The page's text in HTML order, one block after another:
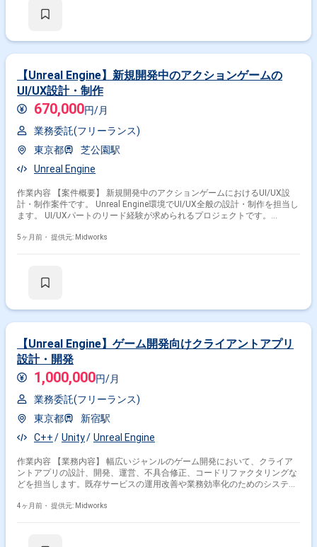
【Unreal Engine】新規開発中のアクションゲームの
UI/UX設計・制作
670,000円/月
業務委託(フリーランス)
東京都
芝公園駅
Unreal Engine
作業内容 【案件概要】 新規開発中のアクションゲームにおけるUI/UX設
計・制作案件です。 Unreal Engine環境でUI/UX全般の設計・制作を担当し
ます。 UI/UXパートのリード経験が求められるプロジェクトです。
マーゲーム開発経験が活かせるUI/UX案件です。 【作業内容】 ・Unreal
5ヶ月前・ 提供元: Midworks
【Unreal Engine】ゲーム開発向けクライアントアプリ
設計・開発
1,000,000円/月
業務委託(フリーランス)
東京都
新宿駅
C++
Unity Unreal Engine
作業内容 【業務内容】 幅広いジャンルのゲーム開発において、クライア
ントアプリの設計、開発、運営、不具合修正、コードリファクタリングな
どを担当します。既存サービスの運用改善や業務効率化のためのシステム
・クライアントアプリの設計、実装、テスト ・不具合修正およびコードリ
4ヶ月前・ 提供元: Midworks